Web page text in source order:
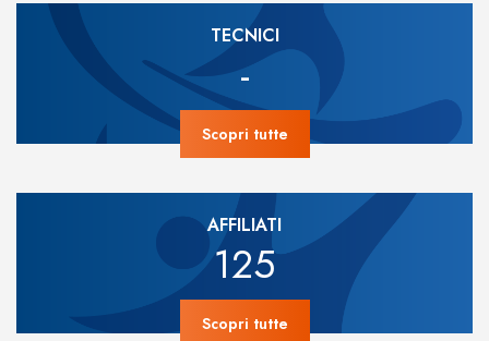
TECNICI
-
Scopri tutte
AFFILIATI
125
Scopri tutte